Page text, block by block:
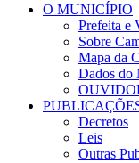
O MUNICÍPIO
Prefeita e
Sobre
Mapa da
Dados do
Decretos
Leis
Outras